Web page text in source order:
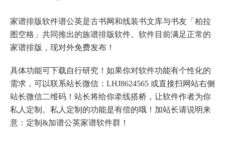
家谱排版软件谱公英是古书网和线装书文库与书友「柏拉
图空格」共同推出的族谱排版软件。软件目前满足正常的
家谱排版，现对外免费发布！
具体功能可下载自行研究！如果你对软件功能有个性化的
需求，可以联系站长微信：LHJ8624565 或直接扫网站右侧
站长微信二维码！站长将给你牵线搭桥，让软件作者为你
私人定制。私人定制的功能是有偿的哦！加站长请说明来
意：定制&加谱公英家谱软件群！